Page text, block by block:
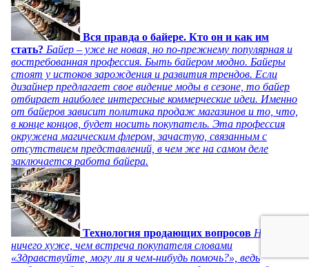
Вся правда о байере. Кто он и как им
стать? Байер – уже не новая, но по-прежнему популярная и
востребованная профессия. Быть байером модно. Байеры
стоят у истоков зарождения и развития трендов. Если
дизайнер предлагает свое видение моды в сезоне, то байер
отбирает наиболее интересные коммерческие идеи. Именно
от байеров зависит политика продаж магазинов и то, что,
в конце концов, будет носить покупатель. Эта профессия
окружена магическим флером, зачастую, связанным с
отсутствием представлений, в чем же на самом деле
заключается работа байера.
Технология продающих вопросов Нет
ничего хуже, чем встреча покупателя словами
«Здравствуйте, могу ли я чем-нибудь помочь?», ведь